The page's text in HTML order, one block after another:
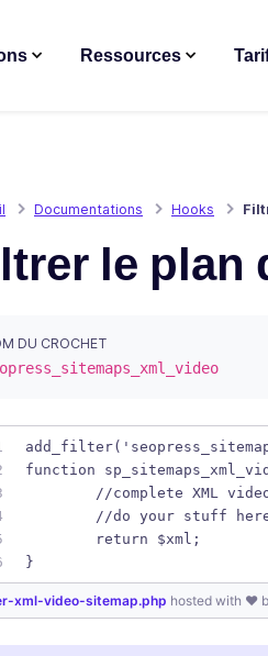
Ressources
Documentations Hooks
le plan
DU CROCHET
function
//complete XML
//do your stuff
}
xml-video-sitemap.php hosted with ❤